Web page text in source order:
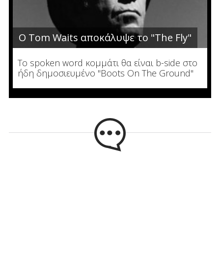
Ο Tom Waits αποκάλυψε το "The Fly"
To spoken word κομμάτι θα είναι b-side στο
ήδη δημοσιευμένο "Boots On The Ground"